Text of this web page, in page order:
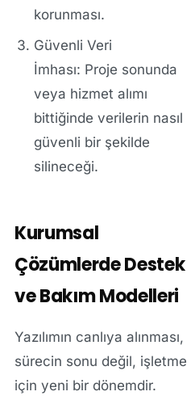
korunması.
Güvenli Veri
İmhası: Proje sonunda
veya hizmet alımı
bittiğinde verilerin nasıl
güvenli bir şekilde
silineceği.
Kurumsal
Çözümlerde Destek
ve Bakım Modelleri
Yazılımın canlıya alınması,
sürecin sonu değil, işletme
için yeni bir dönemdir.